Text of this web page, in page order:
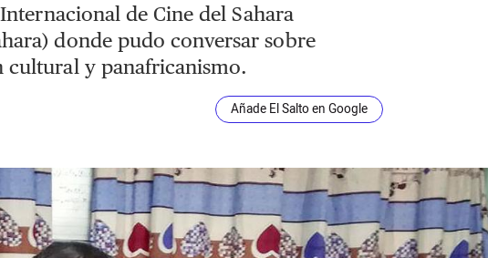
de Cine del Sahara
donde pudo conversar sobre
cultural y panafricanismo.
Añade El Salto en Google